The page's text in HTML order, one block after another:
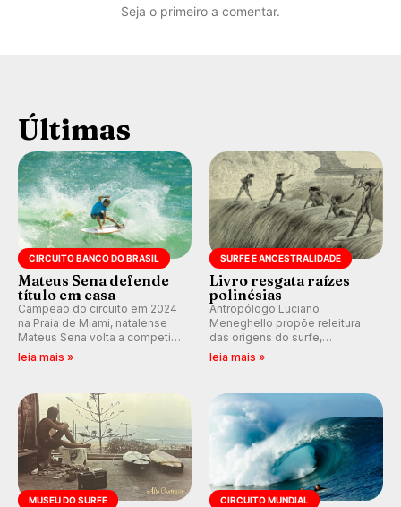
Seja o primeiro a comentar.
Últimas
CIRCUITO BANCO DO BRASIL
Mateus Sena defende
título em casa
Campeão do circuito em 2024
na Praia de Miami, natalense
Mateus Sena volta a competir
em casa em busca de manter a
leia mais »
SURFE E ANCESTRALIDADE
Livro resgata raízes
polinésias
Antropólogo Luciano
Meneghello propõe releitura
das origens do surfe,
resgatando a cultura polinésia
prática em esporte e indústria.
leia mais »
MUSEU DO SURFE CIRCUITO MUNDIAL